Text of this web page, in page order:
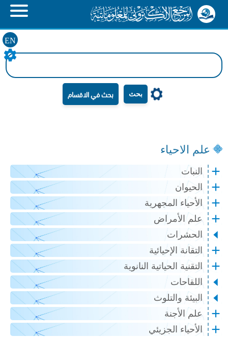
EN
بحث
علم الاحياء
النبات
الحيوان
الأحياء المجهرية
علم الأمراض
الحشرات
التقانة الإحيائية
التقنية الحياتية النانوية
اللقاحات
البيئة والتلوث
علم الأجنة
الأحياء الجزيئي